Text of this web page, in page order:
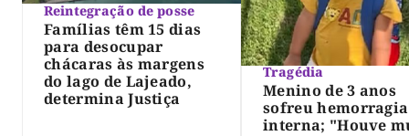
Reintegração de posse
Famílias têm 15 dias
para desocupar
chácaras às margens
do lago de Lajeado,
determina Justiça
Tragédia
Menino de 3 anos
sofreu hemorragia
interna; "Houve